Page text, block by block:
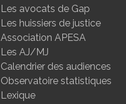
Les avocats de Gap
Les huissiers de justice
Association APESA
Les AJ/MJ
Calendrier des audiences
Observatoire statistiques
Lexique